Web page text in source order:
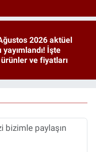
2026 aktüel
İşte
ve fiyatları